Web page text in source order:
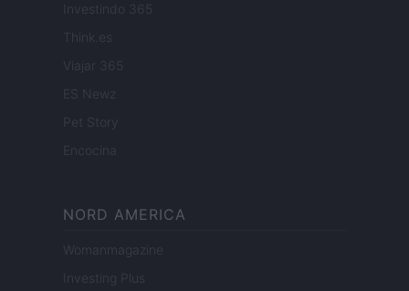
Investindo 365
Think.es
Viajar 365
ES Newz
Pet Story
Encocina
NORD AMERICA
Womanmagazine
Investing Plus